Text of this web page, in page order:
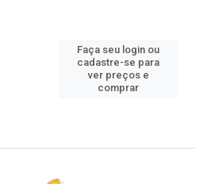
Faça seu login ou
cadastre-se para
ver preços e
comprar